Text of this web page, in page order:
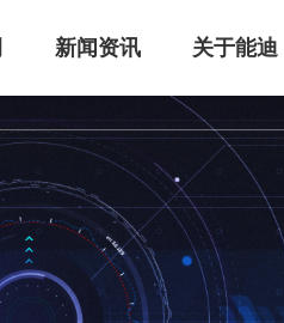
新闻资讯 关于能迪